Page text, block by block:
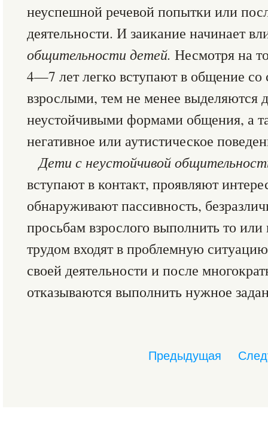
неуспешной речевой попытки или
деятельности. И заикание начинает
общительности детей. Несмотря на
4—7 лет легко вступают в общение со
взрослыми, тем не менее выделяются
неустойчивыми формами общения, а
негативное или аутистическое
Дети с неустойчивой
вступают в контакт, проявляют
обнаруживают пассивность,
просьбам взрослого выполнить то
трудом входят в проблемную
своей деятельности и после
отказываются выполнить нужное
Предыдущая